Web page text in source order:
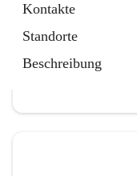
Kontakte
Standorte
Beschreibung